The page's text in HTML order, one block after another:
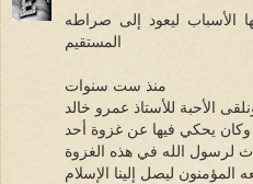
الأسباب ليعود إلى صراطه
المستقيم
منذ ست سنوات
الأحبة للأستاذ عمرو خالد
وكان يحكي فيها عن غزوة أحد
لرسول الله في هذه الغزوة
ليصل إلينا الإسلام